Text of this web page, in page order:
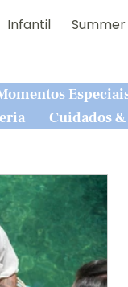
Infantil
Cuidados